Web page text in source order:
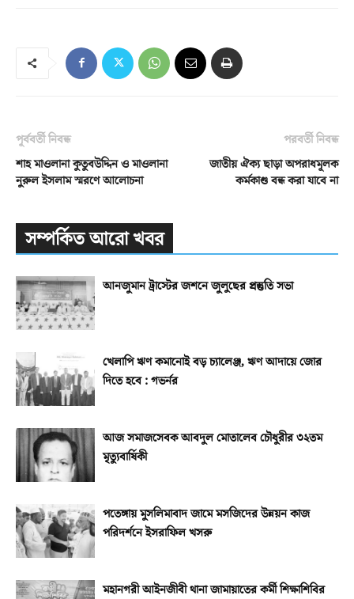
পূর্ববর্তী নিবন্ধ
শাহ মাওলানা কুতুবউদ্দিন ও মাওলানা
নুরুল ইসলাম স্মরণে আলোচনা
পরবর্তী নিবন্ধ
জাতীয় ঐক্য ছাড়া অপরাধমূলক
কর্মকাণ্ড বন্ধ করা যাবে না
সম্পর্কিত আরো খবর
আনজুমান ট্রাস্টের জশনে জুলুছের প্রস্তুতি সভা
খেলাপি ঋণ কমানোই বড় চ্যালেঞ্জ, ঋণ আদায়ে জোর
দিতে হবে : গভর্নর
আজ সমাজসেবক আবদুল মোতালেব চৌধুরীর ৩২তম
মৃত্যুবার্ষিকী
পতেঙ্গায় মুসলিমাবাদ জামে মসজিদের উন্নয়ন কাজ
পরিদর্শনে ইসরাফিল খসরু
মহানগরী আইনজীবী থানা জামায়াতের কর্মী শিক্ষাশিবির